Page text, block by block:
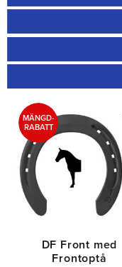
DF Front med
Frontoptå
MÄNGD-
RABATT